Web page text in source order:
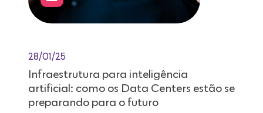
28/01/25
Infraestrutura para inteligência
artificial: como os Data Centers estão se
preparando para o futuro